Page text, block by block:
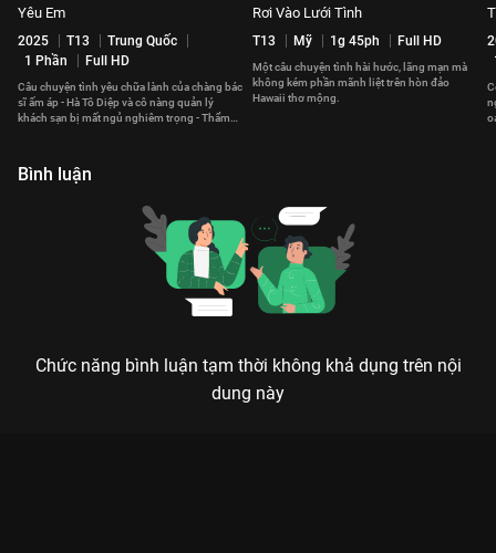
Yêu Em
2025 T13
Trung Quốc
1 Phần
Full HD
Câu chuyện tình yêu chữa lành của chàng bác
sĩ ấm áp - Hà Tô Diệp và cô nàng quản lý
khách sạn bị mất ngủ nghiêm trọng - Thẩm
Rơi Vào Lưới Tình
T13 Mỹ 1g 45ph Full HD
Một câu chuyện tình hài hước, lãng mạn mà
không kém phần mãnh liệt trên hòn đảo
Hawaii thơ mộng.
Bình luận
Chức năng bình luận tạm thời không khả dụng trên nội
dung này